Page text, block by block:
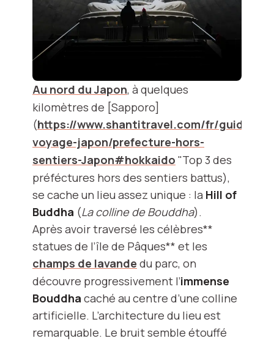
Au nord du Japon, à quelques
kilomètres de [Sapporo]
(https://www.shantitravel.com/fr/guide-
voyage-japon/prefecture-hors-
sentiers-Japon#hokkaido "Top 3 des
préféctures hors des sentiers battus),
se cache un lieu assez unique : la Hill of
Buddha (La colline de Bouddha).
Après avoir traversé les célèbres**
statues de l’île de Pâques** et les
champs de lavande du parc, on
découvre progressivement l’immense
Bouddha caché au centre d’une colline
artificielle. L’architecture du lieu est
remarquable. Le bruit semble étouffé